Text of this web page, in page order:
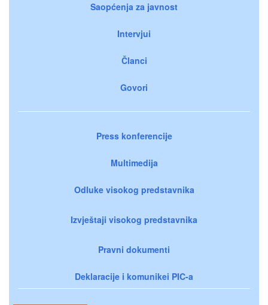
Saopćenja za javnost
Intervjui
Članci
Govori
Press konferencije
Multimedija
Odluke visokog predstavnika
Izvještaji visokog predstavnika
Pravni dokumenti
Deklaracije i komunikei PIC-a